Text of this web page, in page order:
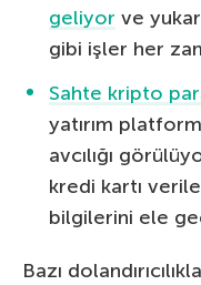
geliyor ve
gibi işler her
Sahte kripto
yatırım
avcılığı
kredi kartı
bilgilerini ele
Bazı